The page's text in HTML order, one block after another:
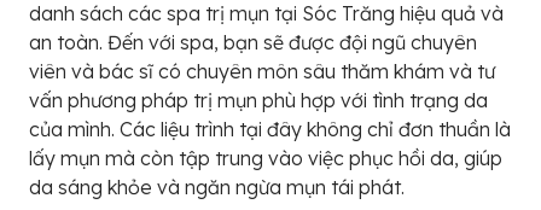
danh sách các spa trị mụn tại Sóc Trăng hiệu quả và
an toàn. Đến với spa, bạn sẽ được đội ngũ chuyên
viên và bác sĩ có chuyên môn sâu thăm khám và tư
vấn phương pháp trị mụn phù hợp với tình trạng da
của mình. Các liệu trình tại đây không chỉ đơn thuần là
lấy mụn mà còn tập trung vào việc phục hồi da, giúp
da sáng khỏe và ngăn ngừa mụn tái phát.